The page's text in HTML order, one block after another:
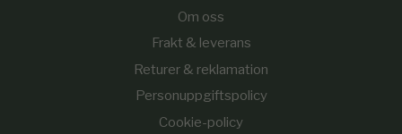
Om oss
Frakt & leverans
Returer & reklamation
Personuppgiftspolicy
Cookie-policy